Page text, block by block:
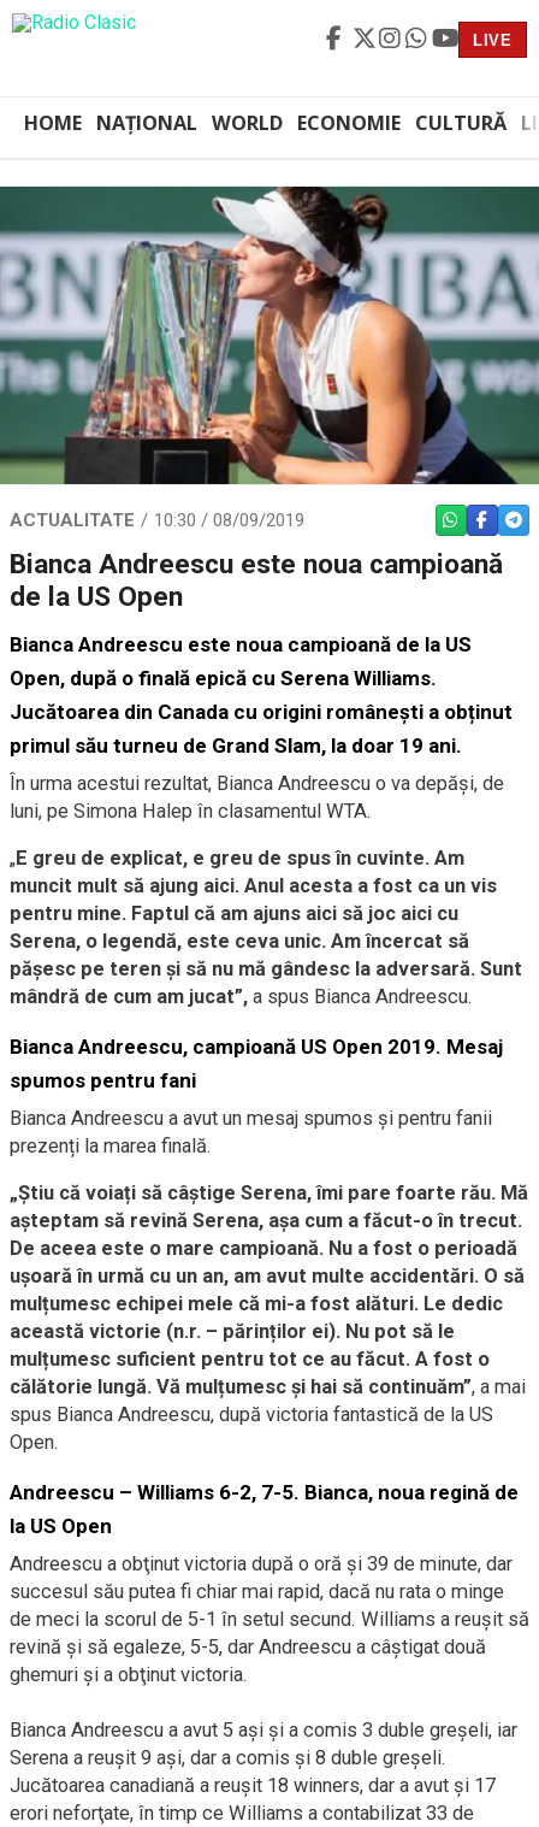
LIVE
HOME NAȚIONAL WORLD ECONOMIE CULTURĂ
ACTUALITATE 10:30 / 08/09/2019 WHATSAPP
Bianca Andreescu este noua campioană
de la US Open
Bianca Andreescu este noua campioană de la US
Open, după o finală epică cu Serena Williams.
Jucătoarea din Canada cu origini românești a obținut
primul său turneu de Grand Slam, la doar 19 ani.
În urma acestui rezultat, Bianca Andreescu o va depăși, de
luni, pe Simona Halep în clasamentul WTA.
„E greu de explicat, e greu de spus în cuvinte. Am
muncit mult să ajung aici. Anul acesta a fost ca un vis
pentru mine. Faptul că am ajuns aici să joc aici cu
Serena, o legendă, este ceva unic. Am încercat să
pășesc pe teren și să nu mă gândesc la adversară. Sunt
mândră de cum am jucat”, a spus Bianca Andreescu.
Bianca Andreescu, campioană US Open 2019. Mesaj
spumos pentru fani
Bianca Andreescu a avut un mesaj spumos și pentru fanii
prezenți la marea finală.
„Știu că voiați să câștige Serena, îmi pare foarte rău. Mă
așteptam să revină Serena, așa cum a făcut-o în trecut.
De aceea este o mare campioană. Nu a fost o perioadă
ușoară în urmă cu un an, am avut multe accidentări. O să
mulțumesc echipei mele că mi-a fost alături. Le dedic
această victorie (n.r. – părinților ei). Nu pot să le
mulțumesc suficient pentru tot ce au făcut. A fost o
călătorie lungă. Vă mulțumesc și hai să continuăm”, a mai
spus Bianca Andreescu, după victoria fantastică de la US
Open.
Andreescu – Williams 6-2, 7-5. Bianca, noua regină de
la US Open
Andreescu a obţinut victoria după o oră şi 39 de minute, dar
succesul său putea fi chiar mai rapid, dacă nu rata o minge
de meci la scorul de 5-1 în setul secund. Williams a reuşit să
revină şi să egaleze, 5-5, dar Andreescu a câştigat două
ghemuri şi a obţinut victoria.
Bianca Andreescu a avut 5 aşi şi a comis 3 duble greşeli, iar
Serena a reuşit 9 aşi, dar a comis şi 8 duble greşeli.
Jucătoarea canadiană a reuşit 18 winners, dar a avut şi 17
erori neforţate, în timp ce Williams a contabilizat 33 de